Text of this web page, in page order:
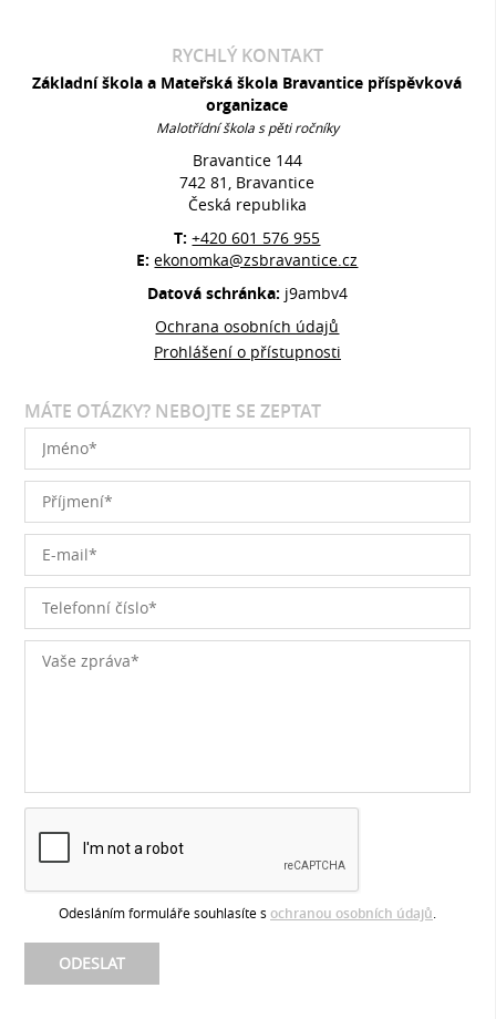
RYCHLÝ KONTAKT
Základní škola a Mateřská škola Bravantice příspěvková
organizace
Malotřídní škola s pěti ročníky
Bravantice 144
742 81, Bravantice
Česká republika
T:+420 601 576 955
E:ekonomka@zsbravantice.cz
Datová schránka: j9ambv4
Ochrana osobních údajů
Prohlášení o přístupnosti
MÁTE OTÁZKY? NEBOJTE SE ZEPTAT
Odesláním formuláře souhlasíte s ochranou osobních údajů.